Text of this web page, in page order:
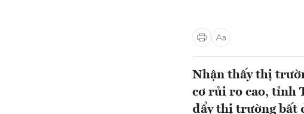
Nhận thấy thị
cơ rủi ro cao, tỉnh
đẩy thị trường bất